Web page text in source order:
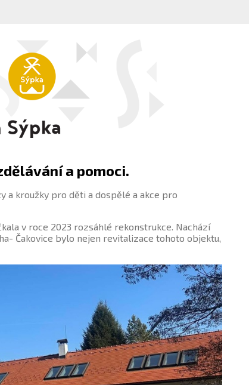
a pomoci.
a kroužky pro děti a dospělé a akce pro
v roce 2023 rozsáhlé rekonstrukce. Nachází
Čakovice bylo nejen revitalizace tohoto objektu,